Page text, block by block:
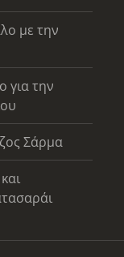
με την
για την
Σάρμα